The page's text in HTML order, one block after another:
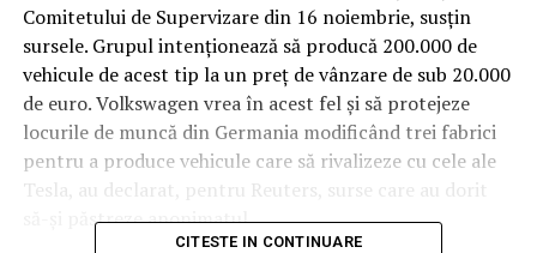
Comitetului de Supervizare din 16 noiembrie, susţin
sursele. Grupul intenţionează să producă 200.000 de
vehicule de acest tip la un preţ de vânzare de sub 20.000
de euro. Volkswagen vrea în acest fel şi să protejeze
locurile de muncă din Germania modificând trei fabrici
pentru a produce vehicule care să rivalizeze cu cele ale
Tesla, au declarat, pentru Reuters, surse care au dorit
să-şi păstreze anonimatul.
CITESTE IN CONTINUARE